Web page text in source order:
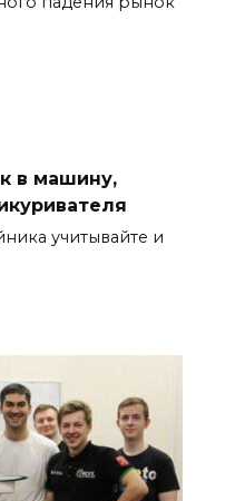
в машину,
учитывайте и